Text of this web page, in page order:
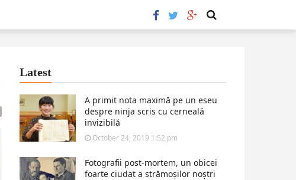
Latest
A primit nota maximă pe un eseu
despre ninja scris cu cerneală
invizibilă
October 24, 2019 1:52 pm
Fotografii post-mortem, un obicei
foarte ciudat a strămoșilor noștri